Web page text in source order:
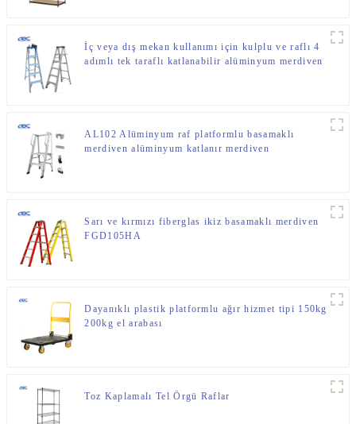
İç veya dış mekan kullanımı için kulplu ve raflı 4
adımlı tek taraflı katlanabilir alüminyum merdiven
AL102 Alüminyum raf platformlu basamaklı
merdiven alüminyum katlanır merdiven
Sarı ve kırmızı fiberglas ikiz basamaklı merdiven
FGD105HA
Dayanıklı plastik platformlu ağır hizmet tipi 150kg
200kg el arabası
Toz Kaplamalı Tel Örgü Raflar